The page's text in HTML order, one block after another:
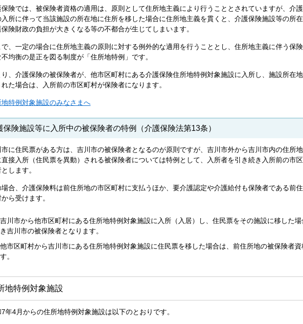
保険では、被保険者資格の適用は、原則として住所地主義により行うこととされていますが、介
入所に伴って当該施設の所在地に住所を移した場合に住所地主義を貫くと、介護保険施設等の所
険財政の負担が大きくなる等の不都合が生じてしまいます。
で、一定の場合に住所地主義の原則に対する例外的な適用を行うこととし、住所地主義に伴う保
不均衡の是正を図る制度が「住所地特例」です。
り、介護保険の被保険者が、他市区町村にある介護保険住所地特例対象施設に入所し、施設所在
た場合は、入所前の市区町村が保険者になります。
地特例対象施設のみなさまへ
保険施設等に入所中の被保険者の特例（介護保険法第13条）
市に住民票がある方は、吉川市の被保険者となるのが原則ですが、吉川市外から吉川市内の住所
直接入所（住民票を異動）される被保険者については特例として、入所者を引き続き入所前の市
します。
場合、介護保険料は前住所地の市区町村に支払うほか、要介護認定や介護給付も保険者である前
ら受けます。
吉川市から他市区町村にある住所地特例対象施設に入所（入居）し、住民票をその施設に移した
き吉川市の被保険者となります。
他市区町村から吉川市にある住所地特例対象施設に住民票を移した場合は、前住所地の被保険者資
す。
地特例対象施設
年4月からの住所地特例対象施設は以下のとおりです。